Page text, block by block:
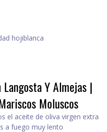
hojiblanca
Y Almejas |
Moluscos
el aceite de oliva virgen extra
a fuego muy lento